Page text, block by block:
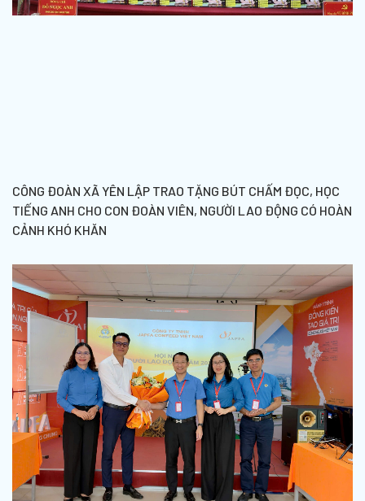
CÔNG ĐOÀN XÃ YÊN LẬP TRAO TẶNG BÚT CHẤM ĐỌC, HỌC
TIẾNG ANH CHO CON ĐOÀN VIÊN, NGƯỜI LAO ĐỘNG CÓ HOÀN
CẢNH KHÓ KHĂN